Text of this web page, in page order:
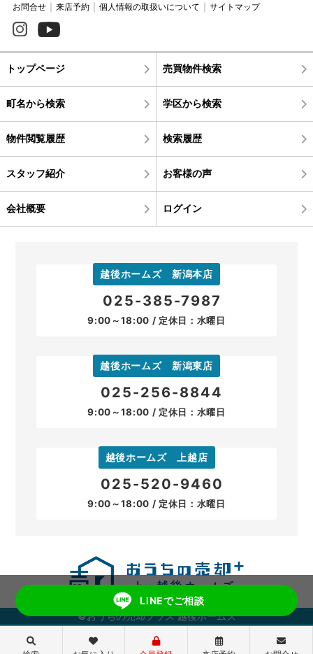
お問合せ
来店予約 個人情報の取扱いについて サイトマップ
トップページ 売買物件検索
町名から検索 学区から検索
物件閲覧履歴 検索履歴
スタッフ紹介 お客様の声
会社概要 ログイン
越後ホームズ 新潟本店
025-385-7987
9:00～18:00 / 定休日：水曜日
越後ホームズ 新潟東店
025-256-8844
9:00～18:00 / 定休日：水曜日
越後ホームズ 上越店
025-520-9460
9:00～18:00 / 定休日：水曜日
©おうちの売却プラス 越後ホームズ
LINEでご相談